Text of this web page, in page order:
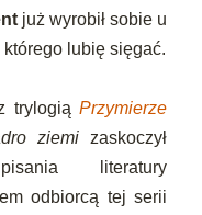
już wyrobił sobie u
lubię sięgać.
trylogiąPrzymierze
ziemi zaskoczył
literatury
odbiorcą tej serii